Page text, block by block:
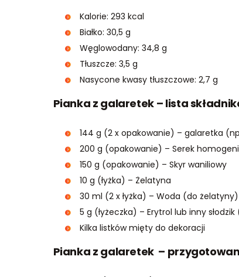
Kalorie: 293 kcal
Białko: 30,5 g
Węglowodany: 34,8 g
Tłuszcze: 3,5 g
Nasycone kwasy tłuszczowe: 2,7 g
Pianka z galaretek – lista
144 g (2 x opakowanie) – galaretka
200 g (opakowanie) – Serek
150 g (opakowanie) – Skyr waniliowy
10 g (łyżka) – Żelatyna
30 ml (2 x łyżka) – Woda (do żelatyny)
5 g (łyżeczka) – Erytrol lub inny
Kilka listków mięty do dekoracji
Pianka z galaretek –